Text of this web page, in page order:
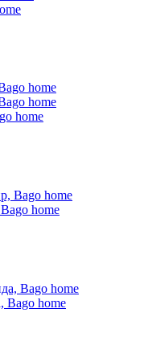
home
home
Bago home